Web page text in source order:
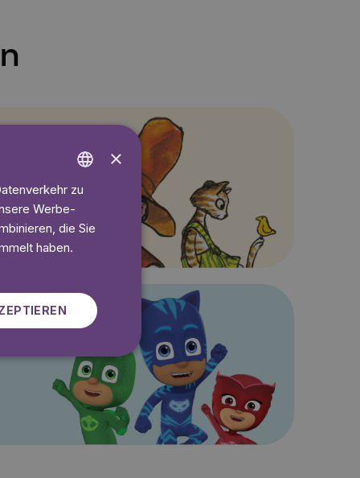
ENGLISH
GERMAN
SWEDISH
×
zu
Werbe-
die Sie
haben.